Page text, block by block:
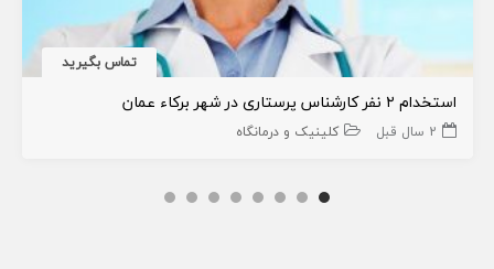
تماس بگیرید
استخدام ۲ نفر کارشناس پرستاری در شهر برکاء عمان
2 سال قبل کلینیک و درمانگاه